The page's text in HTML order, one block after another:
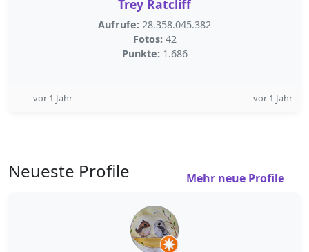
Trey Ratcliff
Aufrufe: 28.358.045.382
Fotos: 42
Punkte: 1.686
vor 1 Jahr vor 1 Jahr
Neueste Profile Mehr neue Profile